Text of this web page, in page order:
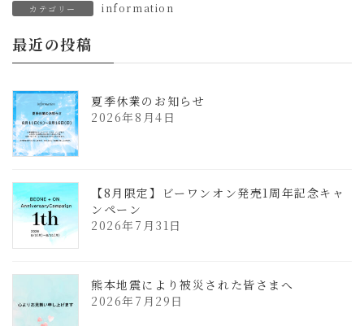
カテゴリー information
最近の投稿
夏季休業のお知らせ
2026年8月4日
【8月限定】ビーワンオン発売1周年記念キャ
ンペーン
2026年7月31日
熊本地震により被災された皆さまへ
2026年7月29日